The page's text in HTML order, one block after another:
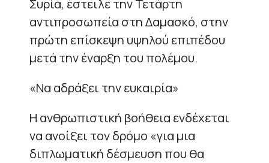
Συρία, έστειλε την Τετάρτη
αντιπροσωπεία στη Δαμασκό, στην
πρώτη επίσκεψη υψηλού επιπέδου
μετά την έναρξη του πολέμου.
«Να αδράξει την ευκαιρία»
Η ανθρωπιστική βοήθεια ενδέχεται
να ανοίξει τον δρόμο «για μια
διπλωματική δέσμευση που θα